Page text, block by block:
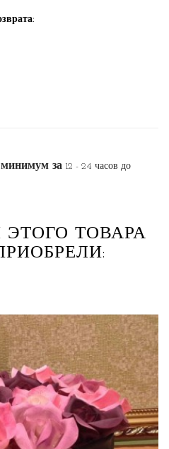
минимум за 12 - 24 часов до
ТОВАРА